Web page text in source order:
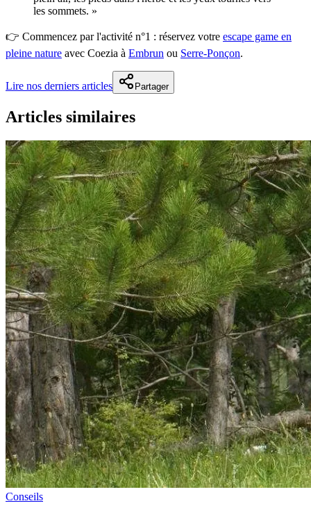
les sommets. »
👉 Commencez par l'activité n°1 : réservez votre escape game en
pleine nature avec Coezia à Embrun ou Serre-Ponçon.
Lire nos derniers articles Partager
Articles similaires
Conseils